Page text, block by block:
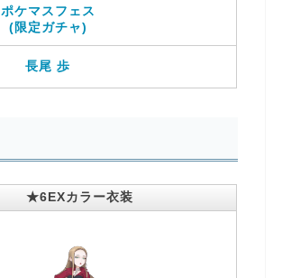
ポケマスフェス
(限定ガチャ)
長尾 歩
★6EXカラー衣装